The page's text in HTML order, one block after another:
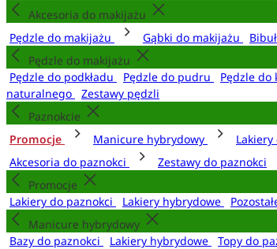
Akcesoria do makijażu
Pędzle do makijażu
Gąbki do makijażu
Pędzle do makijażu
Pędzle do podkładu
Pędzle do pudru Pędzle do
naturalnego
Zestawy pędzli
Paznokcie
Promocje
Manicure hybrydowy
Akcesoria do paznokci
Zestawy do paznokci
Promocje
Lakiery do paznokci
Lakiery hybrydowe
Manicure hybrydowy
Bazy do paznokci
Lakiery hybrydowe Topy do